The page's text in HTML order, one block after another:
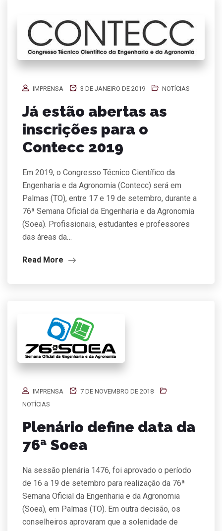
IMPRENSA 3 DE JANEIRO DE 2019 NOTÍCIAS
Já estão abertas as
inscrições para o
Contecc 2019
Em 2019, o Congresso Técnico Científico da
Engenharia e da Agronomia (Contecc) será em
Palmas (TO), entre 17 e 19 de setembro, durante a
76ª Semana Oficial da Engenharia e da Agronomia
(Soea). Profissionais, estudantes e professores
das áreas da…
Read More
IMPRENSA
7 DE NOVEMBRO DE 2018
NOTÍCIAS
Plenário define data da
76ª Soea
Na sessão plenária 1476, foi aprovado o período
de 16 a 19 de setembro para realização da 76ª
Semana Oficial da Engenharia e da Agronomia
(Soea), em Palmas (TO). Em outra decisão, os
conselheiros aprovaram que a solenidade de